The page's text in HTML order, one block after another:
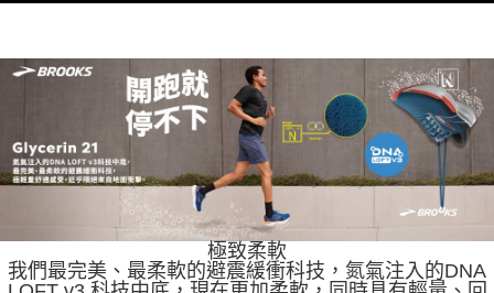
極致柔軟
我們最完美、最柔軟的避震緩衝科技，氮氣注入的DNA